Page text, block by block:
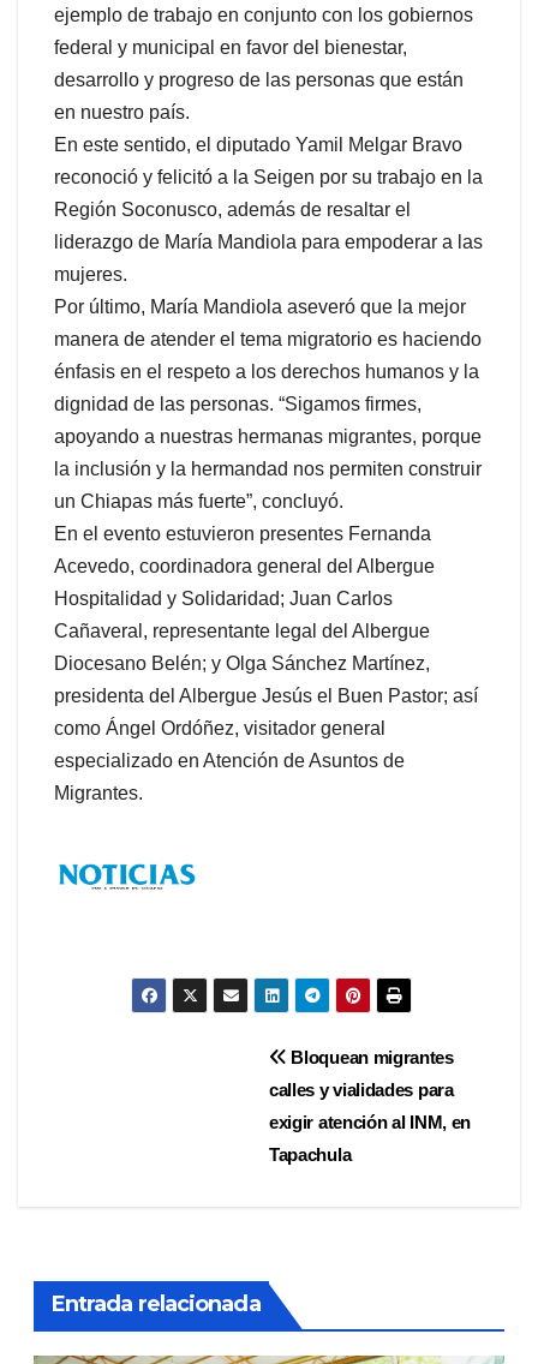
ejemplo de trabajo en conjunto con los gobiernos
federal y municipal en favor del bienestar,
desarrollo y progreso de las personas que están
en nuestro país.
En este sentido, el diputado Yamil Melgar Bravo
reconoció y felicitó a la Seigen por su trabajo en la
Región Soconusco, además de resaltar el
liderazgo de María Mandiola para empoderar a las
mujeres.
Por último, María Mandiola aseveró que la mejor
manera de atender el tema migratorio es haciendo
énfasis en el respeto a los derechos humanos y la
dignidad de las personas. “Sigamos firmes,
apoyando a nuestras hermanas migrantes, porque
la inclusión y la hermandad nos permiten construir
un Chiapas más fuerte”, concluyó.
En el evento estuvieron presentes Fernanda
Acevedo, coordinadora general del Albergue
Hospitalidad y Solidaridad; Juan Carlos
Cañaveral, representante legal del Albergue
Diocesano Belén; y Olga Sánchez Martínez,
presidenta del Albergue Jesús el Buen Pastor; así
como Ángel Ordóñez, visitador general
especializado en Atención de Asuntos de
Migrantes.
Bloquean migrantes
calles y vialidades para
exigir atención al INM, en
Tapachula
Entrada relacionada